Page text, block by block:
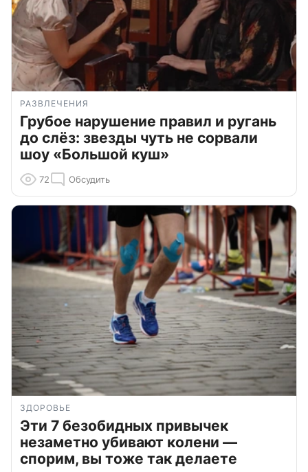
РАЗВЛЕЧЕНИЯ
Грубое нарушение правил и ругань
до слёз: звезды чуть не сорвали
шоу «Большой куш»
72 Обсудить
ЗДОРОВЬЕ
Эти 7 безобидных привычек
незаметно убивают колени —
спорим, вы тоже так делаете